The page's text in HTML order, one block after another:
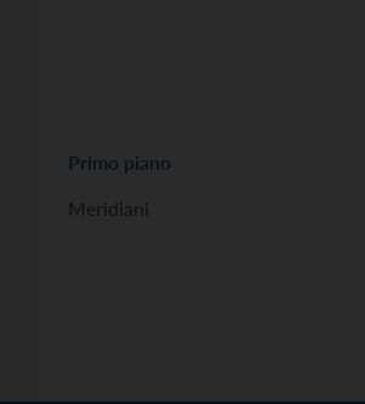
Primo piano
Meridiani